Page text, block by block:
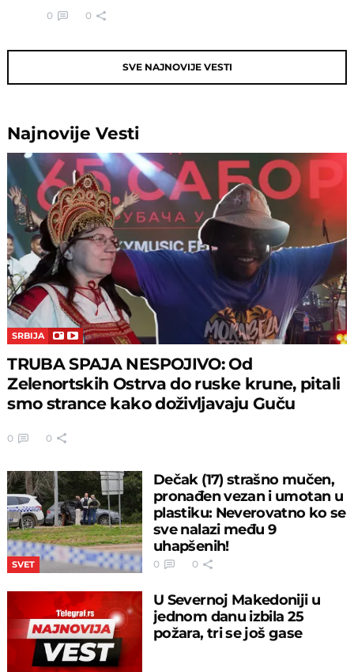
0 0
SVE NAJNOVIJE VESTI
NajnovijeVesti
SRBIJA
TRUBA SPAJA NESPOJIVO: Od
Zelenortskih Ostrva do ruske krune, pitali
smo strance kako doživljavaju Guču
0 0
SVET
Dečak (17) strašno mučen,
pronađen vezan i umotan u
plastiku: Neverovatno ko se
sve nalazi među 9
uhapšenih!
0 0
U Severnoj Makedoniji u
jednom danu izbila 25
požara, tri se još gase